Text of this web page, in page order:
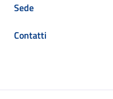
Sede
Contatti